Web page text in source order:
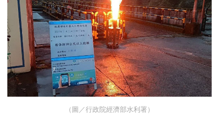
（圖／行政院經濟部水利署）